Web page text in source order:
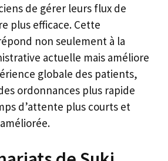
de gérer leurs flux de
plus efficace. Cette
non seulement à la
actuelle mais améliore
globale des patients,
ordonnances plus rapide
d’attente plus courts et